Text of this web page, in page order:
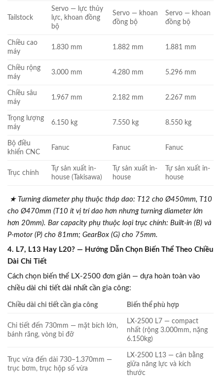
Tailstock
Servo — lực thủy
lực, khoan đồng
bộ
Servo — khoan
đồng bộ
Servo — khoan
đồng bộ
Chiều cao
máy
1.830 mm 1.882 mm 1.881 mm
Chiều rộng
máy
3.000 mm 4.280 mm 5.296 mm
Chiều sâu
máy
1.967 mm 2.182 mm 2.267 mm
Trọng lượng
máy
6.150 kg 7.550 kg 8.550 kg
Bộ điều
khiển CNC
Fanuc Fanuc Fanuc
Trục chính
Tự sản xuất in-
house (Takisawa)
Tự sản xuất in-
house
Tự sản xuất in-
house
★ Turning diameter phụ thuộc tháp dao: T12 cho Ø450mm, T10
cho Ø470mm (T10 ít vị trí dao hơn nhưng turning diameter lớn
hơn 20mm). Bar capacity phụ thuộc loại trục chính: Built-in (B) và
P-motor (P) cho 81mm; GearBox (G) cho 75mm.
4. L7, L13 Hay L20? — Hướng Dẫn Chọn Biến Thể Theo Chiều
Dài Chi Tiết
Cách chọn biến thể LX-2500 đơn giản — dựa hoàn toàn vào
chiều dài chi tiết dài nhất cần gia công:
Chiều dài chi tiết cần gia công Biến thể phù hợp
Chi tiết đến 730mm — mặt bích lớn,
bánh răng, vòng bi đỡ
LX-2500 L7 — compact
nhất (rộng 3.000mm, nặng
6.150kg)
Trục vừa đến dài 730–1.370mm —
trục bơm, trục hộp số vừa
LX-2500 L13 — cân bằng
giữa năng lực và kích
thước